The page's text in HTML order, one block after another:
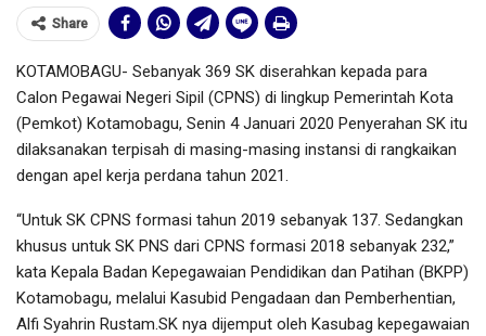
Share
KOTAMOBAGU- Sebanyak 369 SK diserahkan kepada para
Calon Pegawai Negeri Sipil (CPNS) di lingkup Pemerintah Kota
(Pemkot) Kotamobagu, Senin 4 Januari 2020 Penyerahan SK itu
dilaksanakan terpisah di masing-masing instansi di rangkaikan
dengan apel kerja perdana tahun 2021.
“Untuk SK CPNS formasi tahun 2019 sebanyak 137. Sedangkan
khusus untuk SK PNS dari CPNS formasi 2018 sebanyak 232,”
kata Kepala Badan Kepegawaian Pendidikan dan Patihan (BKPP)
Kotamobagu, melalui Kasubid Pengadaan dan Pemberhentian,
Alfi Syahrin Rustam.SK nya dijemput oleh Kasubag kepegawaian